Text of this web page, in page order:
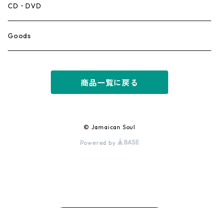
Mento,Calypso,Ballad
Ska
CD・DVD
Goods
商品一覧に戻る
© Jamaican Soul
Powered by